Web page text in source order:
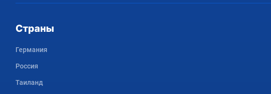
Страны
Германия
Россия
Таиланд